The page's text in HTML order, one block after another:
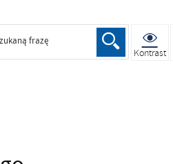
frazę
Kontrast